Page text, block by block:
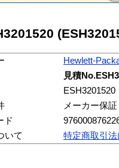
Hewlett-
見積
ESH3201520
メーカー保証
ド
いて
特定商取引